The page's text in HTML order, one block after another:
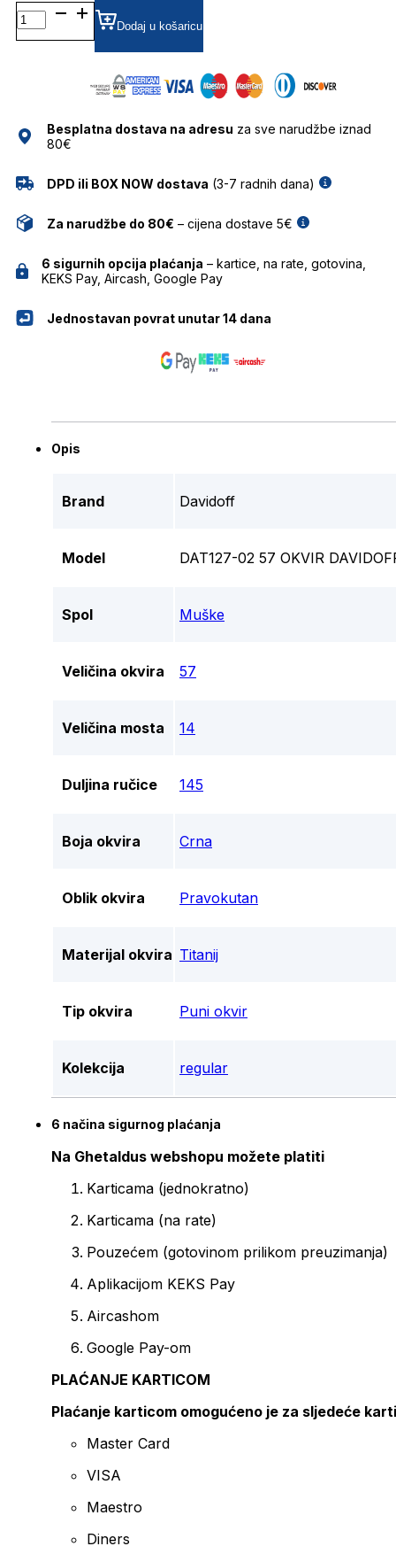
DAT127-
02 DIOPTRIJSKI
OKVIRI
Dodaj u košaricu
Besplatna dostava na adresu za sve narudžbe iznad
80€
DPD ili BOX NOW dostava (3-7 radnih dana)
Za narudžbe do 80€ – cijena dostave 5€
6 sigurnih opcija plaćanja – kartice, na rate, gotovina,
KEKS Pay, Aircash, Google Pay
Jednostavan povrat unutar 14 dana
Opis
Brand Davidoff
Model DAT127-02 57 OKVIR
Spol Muške
Veličina okvira 57
Veličina mosta 14
Duljina ručice 145
Boja okvira Crna
Oblik okvira Pravokutan
Materijal okvira Titanij
Tip okvira Puni okvir
Kolekcija regular
6 načina sigurnog plaćanja
Na Ghetaldus webshopu možete platiti
Karticama (jednokratno)
Karticama (na rate)
Pouzećem (gotovinom prilikom preuzimanja)
Aplikacijom KEKS Pay
Aircashom
Google Pay-om
PLAĆANJE KARTICOM
Plaćanje karticom omogućeno je za sljedeće
Master Card
VISA
Maestro
Diners